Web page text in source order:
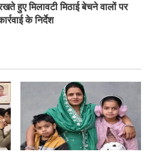
हुए मिलावटी मिठाई बेचने वालों पर
के निर्देश